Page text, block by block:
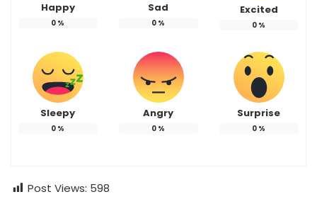
Happy
0 %
Sad
0 %
Excited
0 %
Sleepy
0 %
Angry
0 %
Surprise
0 %
Post Views: 598